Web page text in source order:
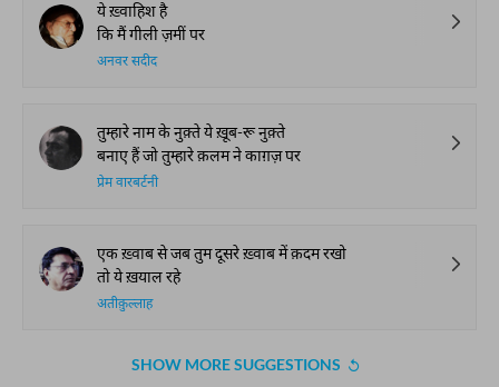
ये ख़्वाहिश है
कि मैं गीली ज़मीं पर
अनवर सदीद
तुम्हारे नाम के नुक़्ते ये ख़ूब-रू नुक़्ते
बनाए हैं जो तुम्हारे क़लम ने काग़ज़ पर
प्रेम वारबर्टनी
एक ख़्वाब से जब तुम दूसरे ख़्वाब में क़दम रखो
तो ये ख़याल रहे
अतीक़ुल्लाह
SHOW MORE SUGGESTIONS